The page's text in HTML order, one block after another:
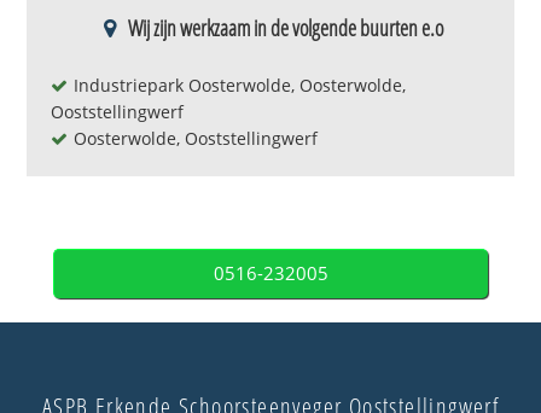
Wij zijn werkzaam in de volgende buurten e.o
Industriepark Oosterwolde, Oosterwolde,
Ooststellingwerf
Oosterwolde, Ooststellingwerf
0516-232005
ASPB Erkende Schoorsteenveger Ooststellingwerf